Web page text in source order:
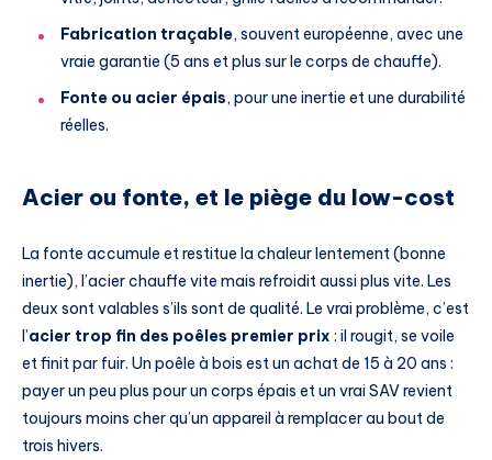
Fabrication traçable, souvent européenne, avec une
vraie garantie (5 ans et plus sur le corps de chauffe).
Fonte ou acier épais, pour une inertie et une durabilité
réelles.
Acier ou fonte, et le piège du low-cost
La fonte accumule et restitue la chaleur lentement (bonne
inertie), l’acier chauffe vite mais refroidit aussi plus vite. Les
deux sont valables s’ils sont de qualité. Le vrai problème, c’est
l’acier trop fin des poêles premier prix : il rougit, se voile
et finit par fuir. Un poêle à bois est un achat de 15 à 20 ans :
payer un peu plus pour un corps épais et un vrai SAV revient
toujours moins cher qu’un appareil à remplacer au bout de
trois hivers.